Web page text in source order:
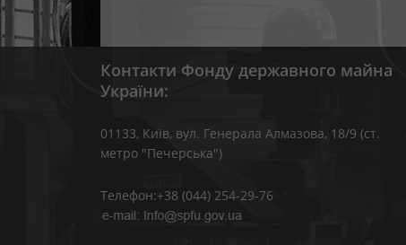
Контакти Фонду державного майна
України:
01133, Kиїв, вул. Генерала Алмазова, 18/9 (ст.
метро "Печерська")
Телефон:+38 (044) 254-29-76